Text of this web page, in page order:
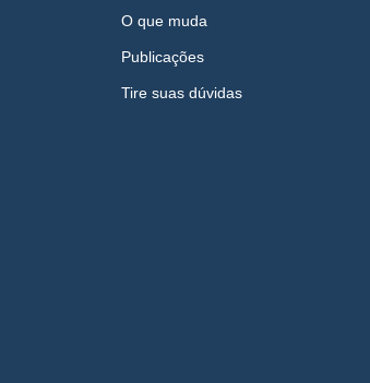
O que muda
Publicações
Tire suas dúvidas